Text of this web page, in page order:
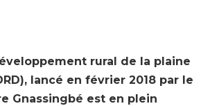
rural de la plaine
lancé en février 2018 par le
Gnassingbé est en plein